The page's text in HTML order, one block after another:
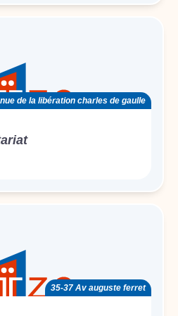
de la libération charles de gaulle
35-37 Av auguste ferret